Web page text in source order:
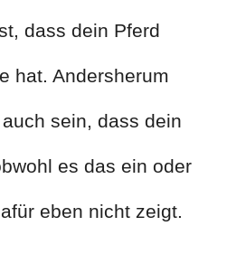
dass dein Pferd
hat. Andersherum
sein, dass dein
es das ein oder
eben nicht zeigt.